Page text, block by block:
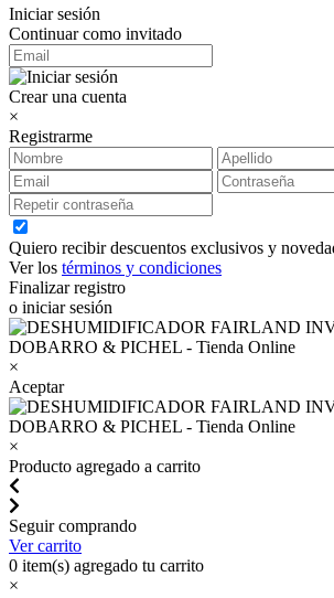
Iniciar sesión
Continuar como invitado
Crear una cuenta
×
Registrarme
Quiero recibir descuentos exclusivos y
Ver los términos y condiciones
Finalizar registro
o iniciar sesión
×
Aceptar
×
Producto agregado a carrito
Seguir comprando
Ver carrito
0 item(s) agregado tu carrito
×